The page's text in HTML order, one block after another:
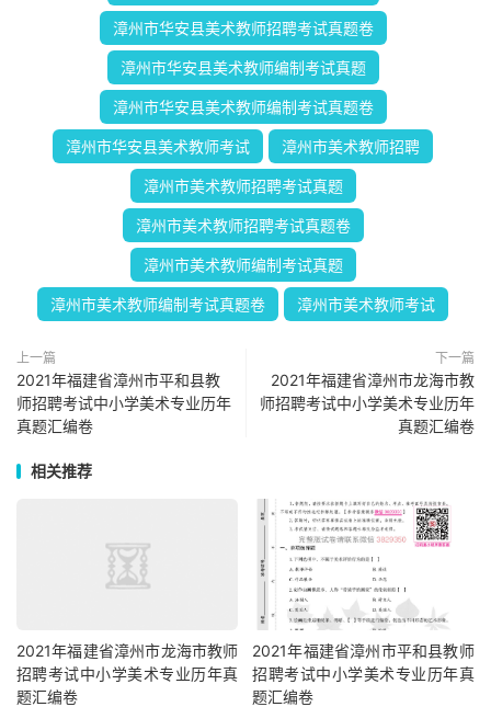
漳州市华安县美术教师招聘考试真题卷
漳州市华安县美术教师编制考试真题
漳州市华安县美术教师编制考试真题卷
漳州市华安县美术教师考试 漳州市美术教师招聘
漳州市美术教师招聘考试真题
漳州市美术教师招聘考试真题卷
漳州市美术教师编制考试真题
漳州市美术教师编制考试真题卷 漳州市美术教师考试
上一篇
2021年福建省漳州市平和县教
师招聘考试中小学美术专业历年
真题汇编卷
下一篇
2021年福建省漳州市龙海市教
师招聘考试中小学美术专业历年
真题汇编卷
相关推荐
2021年福建省漳州市龙海市教师
招聘考试中小学美术专业历年真
题汇编卷
2021年福建省漳州市平和县教师
招聘考试中小学美术专业历年真
题汇编卷